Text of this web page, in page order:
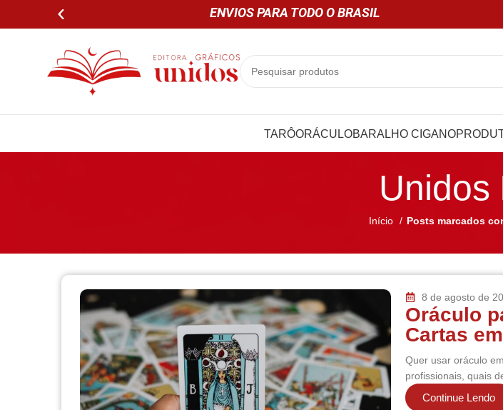
ENVIOS PARA TODO O BRASIL
TARÔORÁCULOBARALHO CIGANO
Unidos
Início Posts marcados
8 de agosto de
Oráculo
Cartas
Quer usar oráculo
profissionais, quais
Continue Lendo